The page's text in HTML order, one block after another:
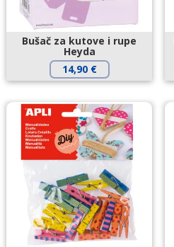
Bušač za kutove i rupe
Heyda
14,90 €